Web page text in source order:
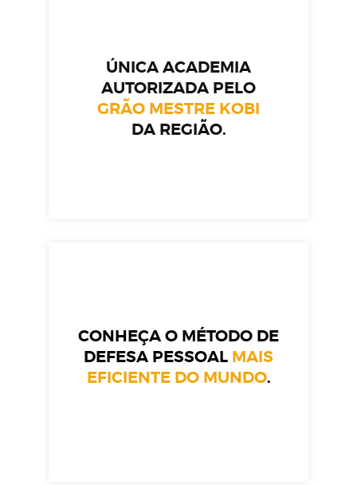
ÚNICA ACADEMIA
AUTORIZADA PELO
GRÃO MESTRE KOBI
DA REGIÃO.
CONHEÇA O MÉTODO DE
DEFESA PESSOAL MAIS
EFICIENTE DO MUNDO.